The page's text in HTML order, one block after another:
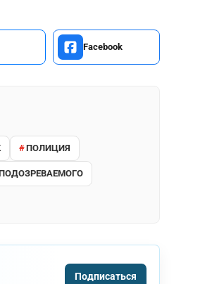
Facebook
ПОЛИЦИЯ
Подписаться